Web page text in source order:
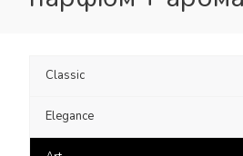
Classic
Elegance